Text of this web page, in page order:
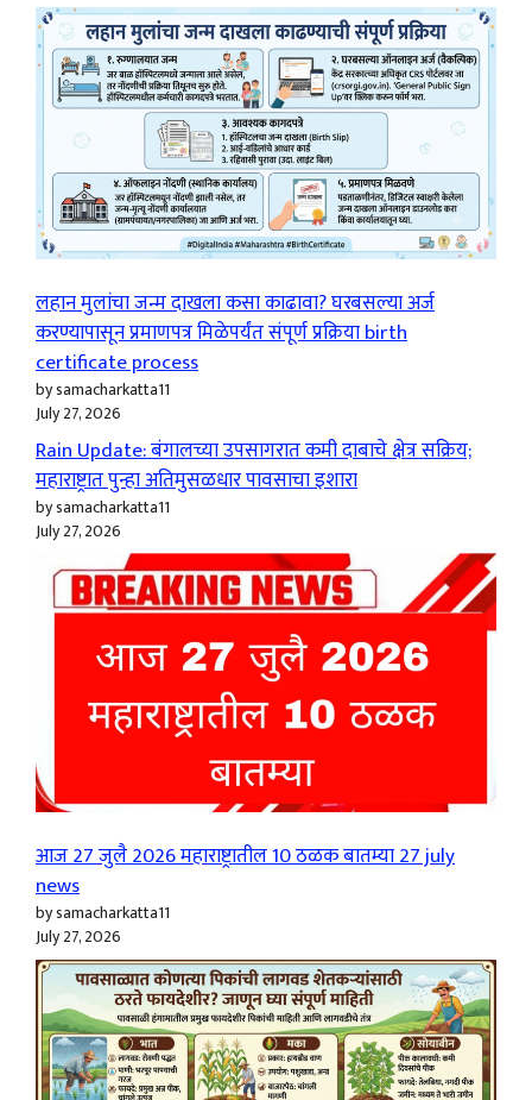
लहान मुलांचा जन्म दाखला कसा काढावा? घरबसल्या अर्ज
करण्यापासून प्रमाणपत्र मिळेपर्यंत संपूर्ण प्रक्रिया birth
certificate process
by samacharkatta11
July 27, 2026
Rain Update: बंगालच्या उपसागरात कमी दाबाचे क्षेत्र सक्रिय;
महाराष्ट्रात पुन्हा अतिमुसळधार पावसाचा इशारा
by samacharkatta11
July 27, 2026
आज 27 जुलै 2026 महाराष्ट्रातील 10 ठळक बातम्या 27 july
news
by samacharkatta11
July 27, 2026